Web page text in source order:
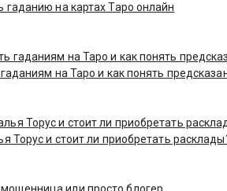
гаданию на картах Таро онлайн
на Таро и как понять
Торус и стоит ли приобретать